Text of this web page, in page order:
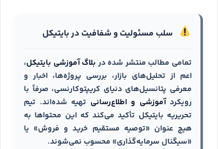
سلب مسئولیت و شفافیت در بایتیکل
تمامی مطالب منتشر شده در بلاگ آموزشی بایتیکل،
اعم از تحلیل‌های بازار، بررسی پروژه‌ها، اخبار و
معرفی پتانسیل‌های دنیای کریپتوکارنسی، صرفاً با
رویکردآموزشی و اطلاع‌رسانی تهیه شده‌اند. تیم
تحریریه بایتیکل تأکید می‌کند که این محتواها به
هیچ عنوان «توصیه مستقیم خرید و فروش» یا
«سیگنال سرمایه‌گذاری» محسوب نمی‌شوند.